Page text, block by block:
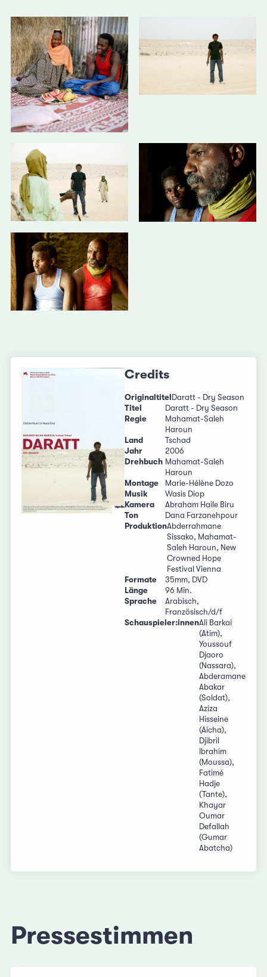
Credits
OriginaltitelDaratt - Dry Season
Titel
Daratt - Dry Season
Regie
Mahamat-Saleh
Haroun
Land
Tschad
Jahr
2006
Drehbuch Mahamat-Saleh
Haroun
Montage
Marie-Hélène Dozo
Musik
Wasis Diop
Kamera
Abraham Haile Biru
Ton
Dana Farzanehpour
ProduktionAbderrahmane
Sissako, Mahamat-
Saleh Haroun, New
Crowned Hope
Festival Vienna
Formate
35mm, DVD
Länge
96 Min.
Sprache
Arabisch,
Französisch/d/f
Schauspieler:innenAli Barkai
(Atim),
Youssouf
Djaoro
(Nassara),
Abderamane
Abakar
(Soldat),
Aziza
Hisseine
(Aicha),
Djibril
Ibrahim
(Moussa),
Fatimé
Hadje
(Tante),
Khayar
Oumar
Defallah
(Gumar
Abatcha)
Pressestimmen